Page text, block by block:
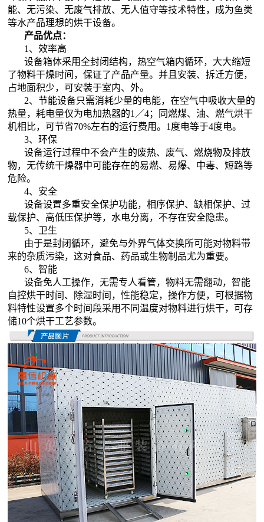
能、无污染、无废气排放、无人值守等技术特性，成为鱼类
等水产品理想的烘干设备。
产品优点：
1、效率高
设备箱体采用全封闭结构，热空气箱内循环，大大缩短
了物料干燥时间，保证了产品产量。并且安装、拆迁方便，
占地面积少，可安装于室内、外。
2、节能设备只需消耗少量的电能，在空气中吸收大量的
热量，耗电量仅为电加热器的1／4；同燃煤、油、燃气烘干
机相比，可节省70%左右的运行费用。1度电等于4度电。
3、环保
设备运行过程中不会产生的废热、废气、燃烧物及排放
物，无传统干燥器中可能存在的易燃、易爆、中毒、短路等
危险。
4、安全
设备设置多重安全保护功能，相序保护、缺相保护、过
载保护、高低压保护等，水电分离，不存在安全隐患。
5、卫生
由于是封闭循环，避免与外界气体交换所可能对物料带
来的杂质污染，这对食品、药品或生物制品尤为重要。
6、智能
设备免人工操作，无需专人看管，物料无需翻动，智能
自控烘干时间、除湿时间，性能稳定，操作方便，可根据物
料特性设置多个时间段采用不同温度对物料进行烘干，可存
储10个烘干工艺参数。